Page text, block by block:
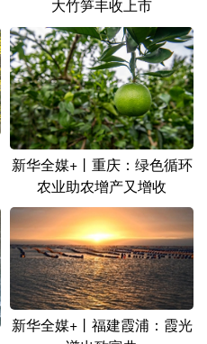
大竹笋丰收上市
新华全媒+丨重庆：绿色循环
农业助农增产又增收
新华全媒+丨福建霞浦：霞光